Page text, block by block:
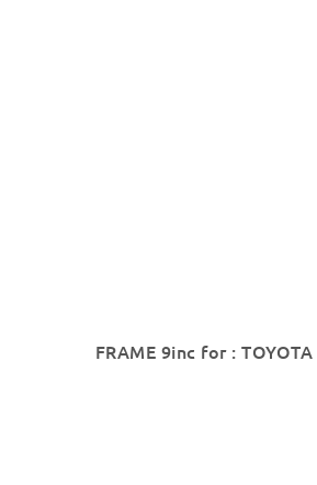
FRAME 9inc for : TOYOTA